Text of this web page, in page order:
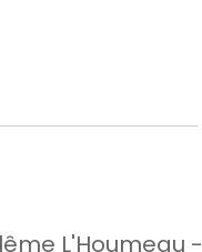
L'Houmeau -